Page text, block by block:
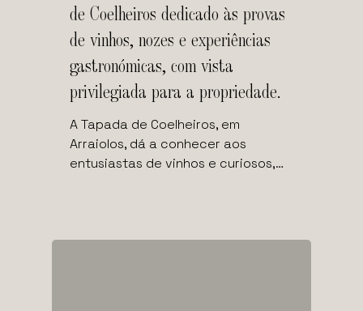
de Coelheiros dedicado às provas
de vinhos, nozes e experiências
gastronómicas, com vista
privilegiada para a propriedade.
A Tapada de Coelheiros, em
Arraiolos, dá a conhecer aos
entusiastas de vinhos e curiosos,…